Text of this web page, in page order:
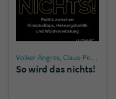
Volker Angres,Claus-Peter Hutter
So wird das nichts!